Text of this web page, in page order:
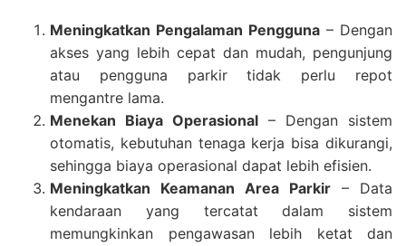
Meningkatkan Pengalaman Pengguna – Dengan
akses yang lebih cepat dan mudah, pengunjung
atau pengguna parkir tidak perlu repot
mengantre lama.
Menekan Biaya Operasional – Dengan sistem
otomatis, kebutuhan tenaga kerja bisa dikurangi,
sehingga biaya operasional dapat lebih efisien.
Meningkatkan Keamanan Area Parkir – Data
kendaraan yang tercatat dalam sistem
memungkinkan pengawasan lebih ketat dan